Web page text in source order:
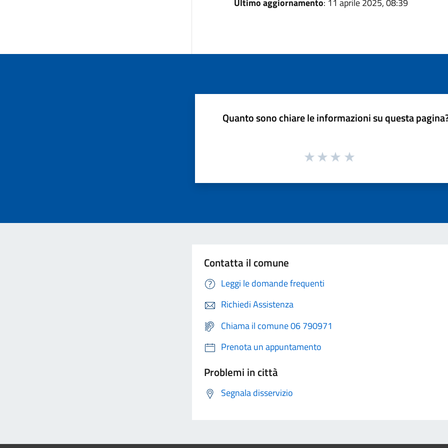
Ultimo aggiornamento: 11 aprile 2025, 08:39
Quanto sono chiare le informazioni su questa
Contatta il comune
Leggi le domande frequenti
Richiedi Assistenza
Chiama il comune 06 790971
Prenota un appuntamento
Problemi in città
Segnala disservizio